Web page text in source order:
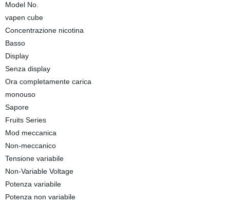
Model No.
vapen cube
Concentrazione nicotina
Basso
Display
Senza display
Ora completamente carica
monouso
Sapore
Fruits Series
Mod meccanica
Non-meccanico
Tensione variabile
Non-Variable Voltage
Potenza variabile
Potenza non variabile